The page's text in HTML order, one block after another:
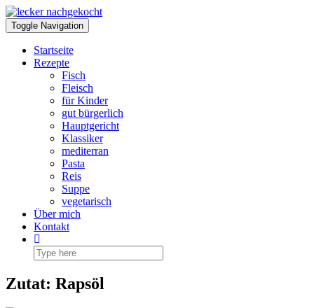
Skip
to
content
Toggle Navigation
Startseite
Rezepte
Fisch
Fleisch
für Kinder
gut bürgerlich
Hauptgericht
Klassiker
mediterran
Pasta
Reis
Suppe
vegetarisch
Über mich
Kontakt
Zutat: Rapsöl